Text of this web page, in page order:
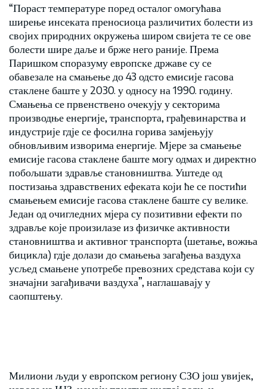
“Пораст температуре поред осталог омогућава
ширење инсеката преносиоца различитих болести из
својих природних окружења широм свијета те се ове
болести шире даље и брже него раније. Према
Паришком споразуму европске државе су се
обавезале на смањење до 43 одсто емисије гасова
стаклене баште у 2030. у односу на 1990. годину.
Смањења се првенствено очекују у секторима
производње енергије, транспорта, грађевинарства и
индустрије гдје се фосилна горива замјењују
обновљивим изворима енергије. Мјере за смањење
емисије гасова стаклене баште могу одмах и директно
побољшати здравље становништва. Уштеде од
постизања здравствених ефеката који ће се постићи
смањењем емисије гасова стаклене баште су велике.
Један од очигледних мјера су позитивни ефекти по
здравље које произилазе из физичке активности
становништва и активног транспорта (шетање, вожња
бицикла) гдје долази до смањења загађења ваздуха
усљед смањене употребе превозних средстава који су
значајни загађивачи ваздуха”, наглашавају у
саопштењу.
Милиони људи у европском региону СЗО још увијек,